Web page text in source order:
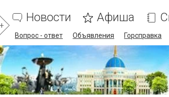
Новости Афиша
Вопрос - ответ Объявления Горсправка